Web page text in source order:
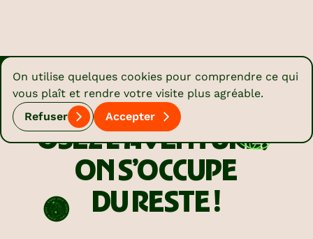
On utilise quelques cookies pour comprendre ce qui
vous plaît et rendre votre visite plus agréable.
Refuser
Accepter
PROGRAMME VACANCES-TRAVAIL (PVT)
OSEZ L’AVENTURE,
ON S’OCCUPE
DU RESTE !